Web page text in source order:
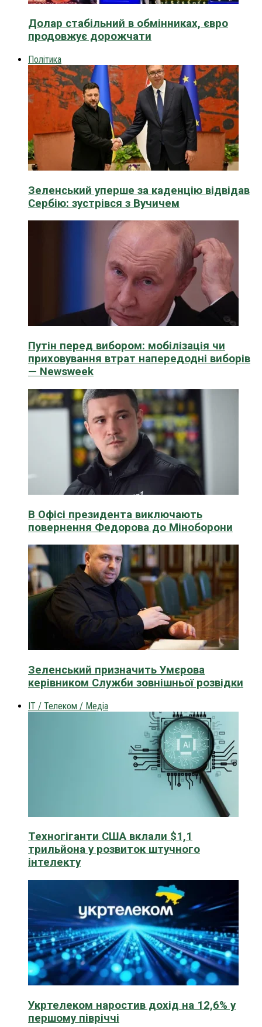
Долар стабільний в обмінниках, євро
продовжує дорожчати
Політика
Зеленський уперше за каденцію відвідав
Сербію: зустрівся з Вучичем
Путін перед вибором: мобілізація чи
приховування втрат напередодні виборів
— Newsweek
В Офісі президента виключають
повернення Федорова до Міноборони
Зеленський призначить Умєрова
керівником Служби зовнішньої розвідки
IT / Телеком / Медіа
Техногіганти США вклали $1,1
трильйона у розвиток штучного
інтелекту
Укртелеком наростив дохід на 12,6% у
першому півріччі